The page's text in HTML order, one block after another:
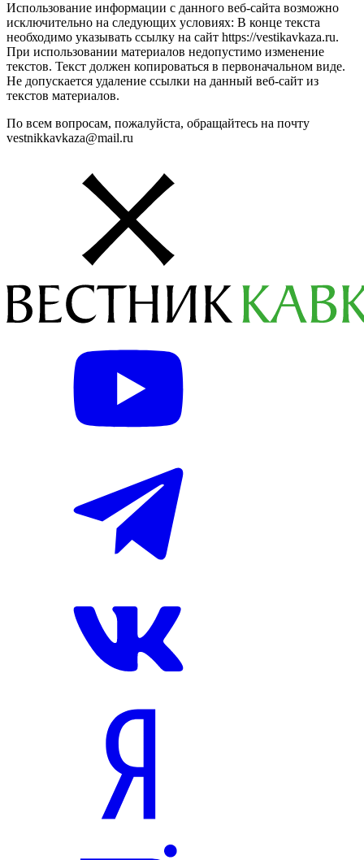
Использование информации с данного веб-сайта возможно
исключительно на следующих условиях: В конце текста
необходимо указывать ссылку на сайт https://vestikavkaza.ru.
При использовании материалов недопустимо изменение
текстов. Текст должен копироваться в первоначальном виде.
Не допускается удаление ссылки на данный веб-сайт из
текстов материалов.
По всем вопросам, пожалуйста, обращайтесь на почту
vestnikkavkaza@mail.ru